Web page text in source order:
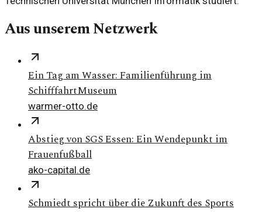
Aus unserem Netzwerk
Ein Tag am Wasser: Familienführung im
SchifffahrtMuseum
warmer-otto.de
Abstieg von SGS Essen: Ein Wendepunkt im
Frauenfußball
ako-capital.de
Schmiedt spricht über die Zukunft des Sports